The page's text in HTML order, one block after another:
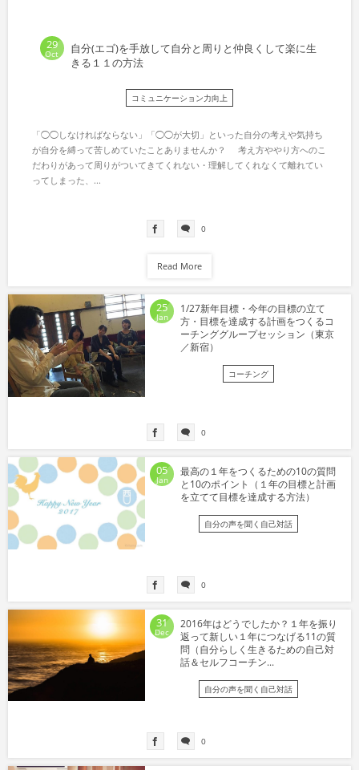
29
Oct
自分(エゴ)を手放して自分と周りと仲良くして楽に生
きる１１の方法
コミュニケーション力向上
「◯◯しなければならない」「◯◯が大切」といった自分の考えや気持ち
が自分を縛って苦しめていたことありませんか？ 考え方ややり方へのこ
だわりがあって周りがついてきてくれない・理解してくれなくて離れてい
ってしまった、...
0
Read More
25
Jan
1/27新年目標・今年の目標の立て
方・目標を達成する計画をつくるコ
ーチンググループセッション（東京
／新宿）
コーチング
0
05
Jan
最高の１年をつくるための10の質問
と10のポイント（１年の目標と計画
を立てて目標を達成する方法）
自分の声を聞く自己対話
0
31
Dec
2016年はどうでしたか？１年を振り
返って新しい１年につなげる11の質
問（自分らしく生きるための自己対
話＆セルフコーチン...
自分の声を聞く自己対話
0